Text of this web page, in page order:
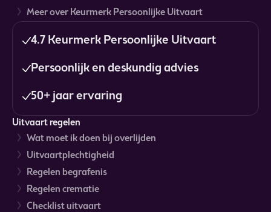
Meer over Keurmerk Persoonlijke Uitvaart
4.7 Keurmerk Persoonlijke Uitvaart
Persoonlijk en deskundig advies
50+ jaar ervaring
Uitvaart regelen
Wat moet ik doen bij overlijden
Uitvaartplechtigheid
Regelen begrafenis
Regelen crematie
Checklist uitvaart